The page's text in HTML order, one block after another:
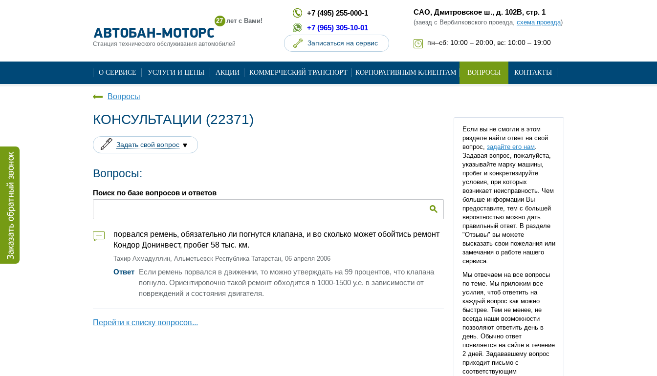
27 лет с Вами!
Станция технического обслуживания автомобилей
+7 (495) 255-000-1
+7 (965) 305-10-01
Записаться на сервис
САО, Дмитровское ш., д. 102В, стр. 1
(заезд с Вербилковского проезда, схема проезда)
пн–сб: 10:00 – 20:00, вс: 10:00 – 19:00
О СЕРВИСЕ УСЛУГИ И ЦЕНЫ АКЦИИ КОММЕРЧЕСКИЙ ТРАНСПОРТ КОРПОРАТИВНЫМ КЛИЕНТАМ ВОПРОСЫ КОНТАКТЫ
Вопросы
КОНСУЛЬТАЦИИ (22371)
Задать свой вопрос
Вопросы:
Поиск по базе вопросов и ответов
порвался ремень, обязательно ли погнутся клапана, и во сколько может обойтись ремонт
Кондор Донинвест, пробег 58 тыс. км.
Тахир Ахмадуллин, Альметьевск Республика Татарстан, 06 апреля 2006
Ответ Если ремень порвался в движении, то можно утверждать на 99 процентов, что клапана
погнуло. Ориентировочно такой ремонт обходится в 1000-1500 у.е. в зависимости от
повреждений и состояния двигателя.
Перейти к списку вопросов...
Если вы не смогли в этом
разделе найти ответ на свой
вопрос, задайте его нам.
Задавая вопрос, пожалуйста,
указывайте марку машины,
пробег и конкретизируйте
условия, при которых
возникает неисправность. Чем
больше информации Вы
предоставите, тем с большей
вероятностью можно дать
правильный ответ. В разделе
"Отзывы" вы можете
высказать свои пожелания или
замечания о работе нашего
сервиса.
Мы отвечаем на все вопросы
по теме. Мы приложим все
усилия, чтоб ответить на
каждый вопрос как можно
быстрее. Тем не менее, не
всегда наши возможности
позволяют ответить день в
день. Обычно ответ
появляется на сайте в течение
2 дней. Задававшему вопрос
приходит письмо с
соответствующим